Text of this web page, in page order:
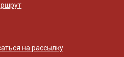
на рассылку